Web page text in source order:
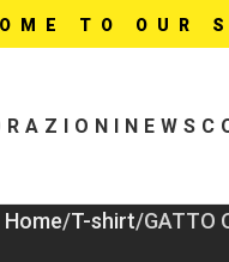
NEWS
Home T-shirt GATTO
TO OUR